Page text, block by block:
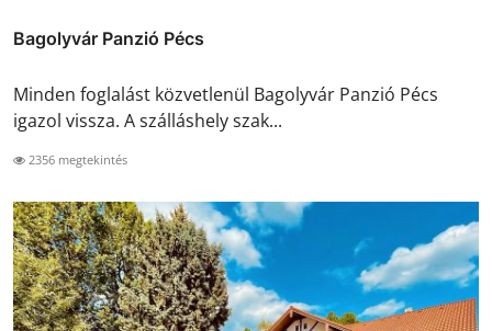
Bagolyvár Panzió Pécs
Minden foglalást közvetlenül Bagolyvár Panzió Pécs
igazol vissza. A szálláshely szak...
2356 megtekintés